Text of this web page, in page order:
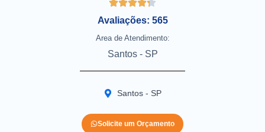
Avaliações: 565
Area de Atendimento:
Santos - SP
Santos - SP
Solicite um Orçamento